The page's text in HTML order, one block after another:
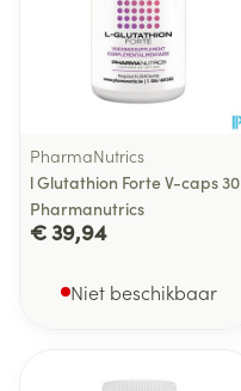
PharmaNutrics
l Glutathion Forte V-caps 30
Pharmanutrics
€ 39,94
Niet beschikbaar